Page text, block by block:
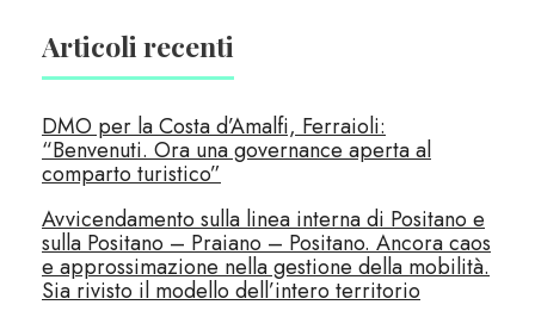
Articoli recenti
DMO per la Costa d’Amalfi, Ferraioli:
“Benvenuti. Ora una governance aperta al
comparto turistico”
Avvicendamento sulla linea interna di Positano e
sulla Positano – Praiano – Positano. Ancora caos
e approssimazione nella gestione della mobilità.
Sia rivisto il modello dell’intero territorio